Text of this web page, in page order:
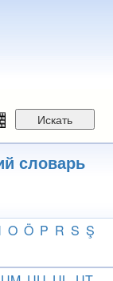
Искать
словарь
O Ö P R S Ş